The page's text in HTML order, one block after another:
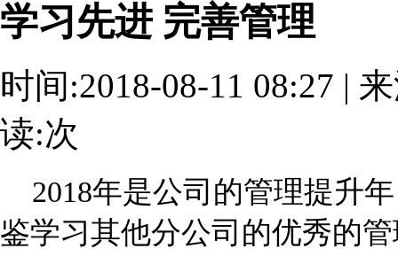
学习先进 完善管理
时间:2018-08-11 08:27 |
读:次
2018年是公司的管理提升
鉴学习其他分公司的优秀的